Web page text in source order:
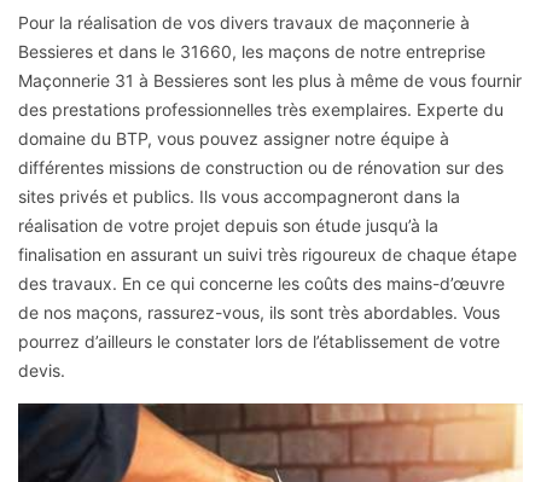
Pour la réalisation de vos divers travaux de maçonnerie à
Bessieres et dans le 31660, les maçons de notre entreprise
Maçonnerie 31 à Bessieres sont les plus à même de vous fournir
des prestations professionnelles très exemplaires. Experte du
domaine du BTP, vous pouvez assigner notre équipe à
différentes missions de construction ou de rénovation sur des
sites privés et publics. Ils vous accompagneront dans la
réalisation de votre projet depuis son étude jusqu’à la
finalisation en assurant un suivi très rigoureux de chaque étape
des travaux. En ce qui concerne les coûts des mains-d’œuvre
de nos maçons, rassurez-vous, ils sont très abordables. Vous
pourrez d’ailleurs le constater lors de l’établissement de votre
devis.